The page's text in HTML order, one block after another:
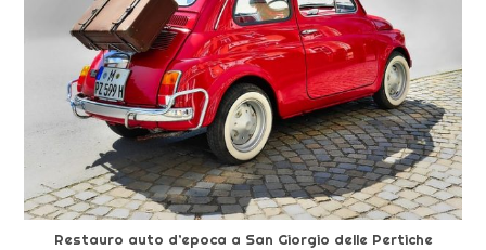
Restauro auto d’epoca a San Giorgio delle Pertiche